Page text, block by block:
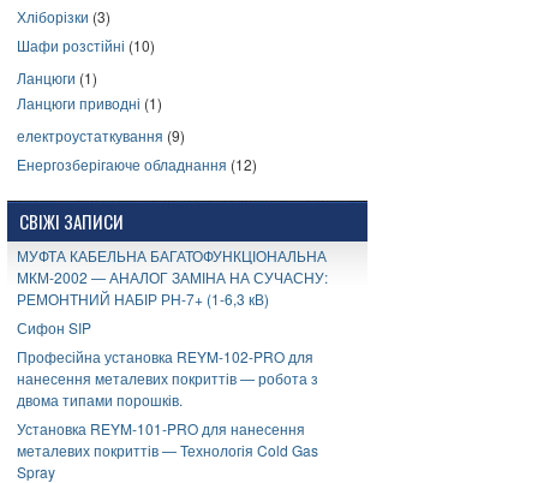
Хліборізки (3)
Шафи розстійні (10)
Ланцюги (1)
Ланцюги приводні (1)
електроустаткування (9)
Енергозберігаюче обладнання (12)
СВІЖІ ЗАПИСИ
МУФТА КАБЕЛЬНА БАГАТОФУНКЦІОНАЛЬНА
МКМ-2002 — АНАЛОГ ЗАМІНА НА СУЧАСНУ:
РЕМОНТНИЙ НАБІР РН-7+ (1-6,3 кВ)
Сифон SIP
Професійна установка REYM-102-PRO для
нанесення металевих покриттів — робота з
двома типами порошків.
Установка REYM-101-PRO для нанесення
металевих покриттів — Технологія Cold Gas
Spray